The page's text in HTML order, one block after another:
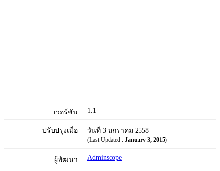
เวอร์ชัน 1.1
ปรับปรุงเมื่อ วันที่ 3 มกราคม 2558
(Last Updated : January 3, 2015)
ผู้พัฒนา Adminscope